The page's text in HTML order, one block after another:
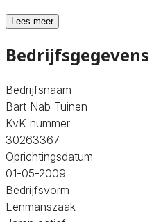
Lees meer
Bedrijfsgegevens
Bedrijfsnaam
Bart Nab Tuinen
KvK nummer
30263367
Oprichtingsdatum
01-05-2009
Bedrijfsvorm
Eenmanszaak